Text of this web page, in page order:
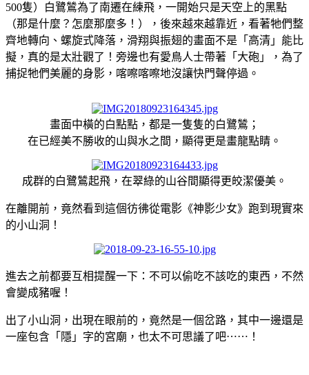
500隻）白鷺鷥為了南遷在練飛，一開始只是天空上的黑點
（那是什麼？怎麼那麼多！），後來越來越靠近，看著牠們整
齊地轉向、螺旋式降落，滑翔與振翅的畫面不是「高清」能比
擬，真的是太壯觀了！旁邊也有愛鳥人士帶著「大砲」，為了
捕捉牠們美麗的身影，喀嚓喀嚓地沒讓快門聲停過。
畫面中橫的白點點，都是一隻隻的白鷺鷥；
在已經美不勝收的山與水之間，顯得更是畫龍點睛。
成群的白鷺鷥起飛，在翠綠的山谷間顯得更皎潔優美。
在離開前，竟然看到這個彷彿從電影《神影少女》跑到現實來
的小山洞！
進去之前都要互相提醒一下：不可以偷吃不該吃的東西，不然
會變成豬喔！
出了小山洞，出現在眼前的，竟然是一個岔路，其中一邊還是
一座包含「隱」字的宮廟，也太不可思議了吧⋯⋯！